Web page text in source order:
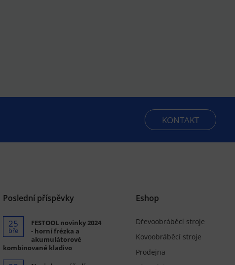
KONTAKT
Poslední příspěvky
25
bře
FESTOOL novinky 2024
- horní frézka a
akumulátorové
kombinované kladivo
Eshop
Dřevoobráběcí stroje
Kovoobráběcí stroje
Prodejna